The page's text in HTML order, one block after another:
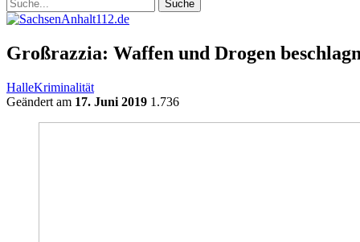
Großrazzia: Waffen und Drogen
HalleKriminalität
Geändert am 17. Juni 2019 1.736